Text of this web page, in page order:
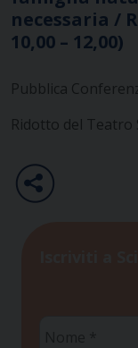
necessaria /
10,00 – 12,00)
Pubblica
Ridotto del Teatro